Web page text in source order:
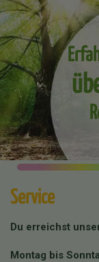
Service
Du erreichst
Montag bis